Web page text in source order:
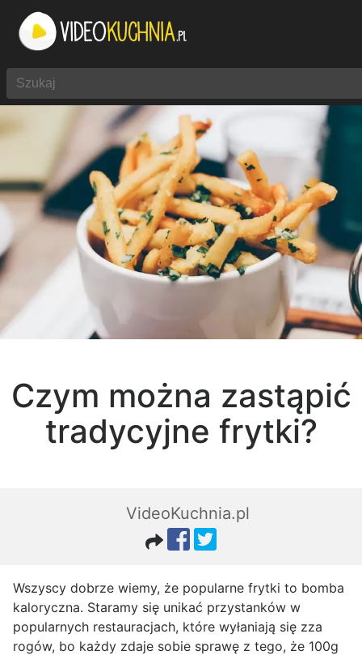
Czym można zastąpić
tradycyjne frytki?
VideoKuchnia.pl
Wszyscy dobrze wiemy, że popularne frytki to bomba
kaloryczna. Staramy się unikać przystanków w
popularnych restauracjach, które wyłaniają się zza
rogów, bo każdy zdaje sobie sprawę z tego, że 100g